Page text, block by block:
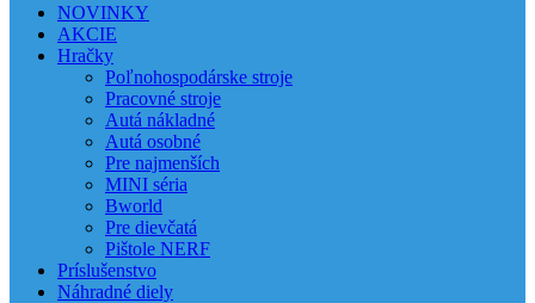
NOVINKY
AKCIE
Hračky
Poľnohospodárske stroje
Pracovné stroje
Autá nákladné
Autá osobné
Pre najmenších
MINI séria
Bworld
Pre dievčatá
Pištole NERF
Príslušenstvo
Náhradné diely